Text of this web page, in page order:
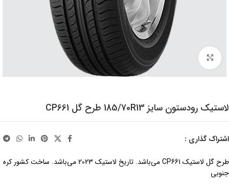
برای بزرگنمایی کلیک کنید
لاستیک رودستون سایز 185/70R13 طرح گل CP661
اشتراک گذاری :
طرح گل لاستیک CP661 می‌باشد. تاریخ لاستیک 2023 می‌باشد. ساخت کشور کره
جنوبی